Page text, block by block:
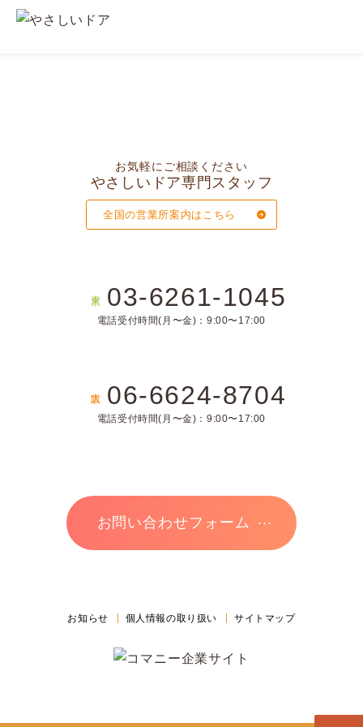
お気軽にご相談ください
やさしいドア専門スタッフ
全国の営業所案内はこちら
03-6261-1045
電話受付時間(月〜金)：9:00〜17:00
06-6624-8704
電話受付時間(月〜金)：9:00〜17:00
お問い合わせフォーム
お知らせ 個人情報の取り扱い サイトマップ